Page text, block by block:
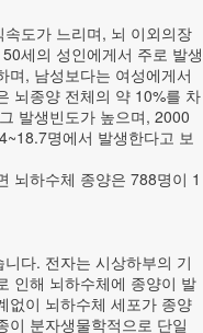
도가 느리며, 뇌 이외의장
세의 성인에게서 주로 발생
며, 남성보다는 여성에게서
뇌종양 전체의 약 10%를 차
발생빈도가 높으며, 2000
명에서 발생한다고 보
뇌하수체 종양은 788명이 1
다. 전자는 시상하부의 기
인해 뇌하수체에 종양이 발
없이 뇌하수체 세포가 종양
이 분자생물학적으로 단일